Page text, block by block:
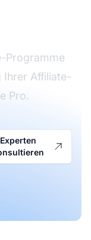
Programme
Ihrer Affiliate-
Pro.
Experten